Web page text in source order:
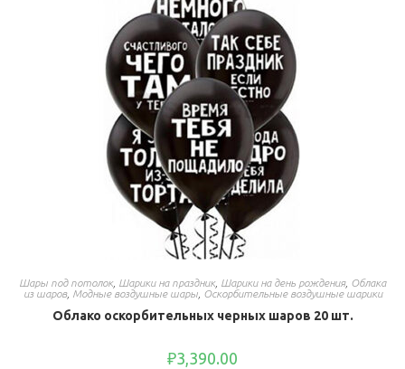
Шары под потолок, Шарики на праздник, Шарики на день рождения, Облака
из шаров, Модные воздушные шары, Оскорбительные воздушные шарики
Облако оскорбительных черных шаров 20 шт.
₽3,390.00